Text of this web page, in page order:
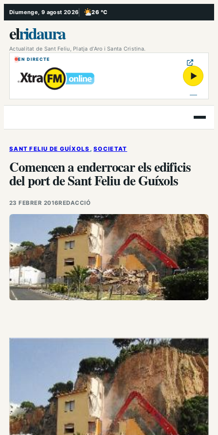
Vés
al
contingut
Diumenge, 9 agost 2026 26 °C
, Poc ennuvolat
elridaura
Actualitat de Sant Feliu, Platja d’Aro i Santa Cristina.
EN DIRECTE
▶
Obre
el
SANT FELIU DE GUÍXOLS , SOCIETAT
Comencen a enderrocar els edificis
del port de Sant Feliu de Guíxols
23 FEBRER 2016REDACCIÓ